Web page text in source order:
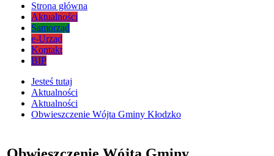
Strona główna
Aktualności
Samorząd
e-Urząd
Kontakt
BIP
Jesteś tutaj
Aktualności
Aktualności
Obwieszczenie Wójta Gminy Kłodzko